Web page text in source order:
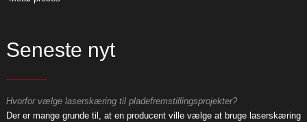
Seneste nyt
Hvorfor vælge laserskæring til pladefremstillingsprojekter?
Der er mange grunde til, at en producent ville vælge at bruge laserskæring